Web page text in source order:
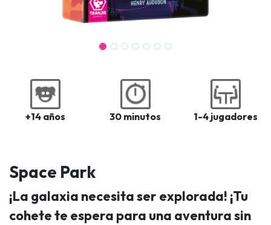
+14 años 30 minutos 1-4 jugadores
Space Park
¡La galaxia necesita ser explorada! ¡Tu
cohete te espera para una aventura sin